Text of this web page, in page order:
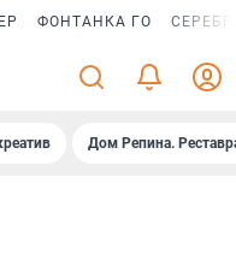
ФОНТАНКА ГО
Дом Репина.